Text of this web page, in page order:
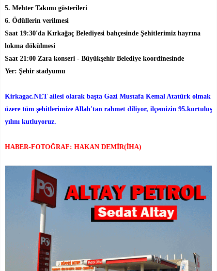
5. Mehter Takımı gösterileri
6. Ödüllerin verilmesi
Saat 19:30'da Kırkağaç Belediyesi bahçesinde Şehitlerimiz hayrına
lokma dökülmesi
Saat 21:00 Zara konseri - Büyükşehir Belediye koordinesinde
Yer: Şehir stadyumu
Kirkagac.NET ailesi olarak başta Gazi Mustafa Kemal Atatürk olmak
üzere tüm şehitlerimize Allah'tan rahmet diliyor, ilçemizin 95.kurtuluş
yılını kutluyoruz.
HABER-FOTOĞRAF: HAKAN DEMİR(İHA)